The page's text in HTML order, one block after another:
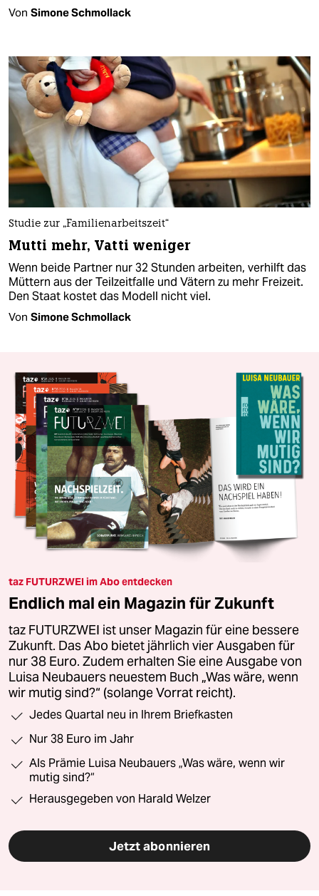
Von Simone Schmollack
Studie zur „Familienarbeitszeit“
Mutti mehr, Vatti weniger
Wenn beide Partner nur 32 Stunden arbeiten, verhilft das
Müttern aus der Teilzeitfalle und Vätern zu mehr Freizeit.
Den Staat kostet das Modell nicht viel.
Von Simone Schmollack
taz FUTURZWEI im Abo entdecken
Endlich mal ein Magazin für Zukunft
taz FUTURZWEI ist unser Magazin für eine bessere
Zukunft. Das Abo bietet jährlich vier Ausgaben für
nur 38 Euro. Zudem erhalten Sie eine Ausgabe von
Luisa Neubauers neuestem Buch „Was wäre, wenn
wir mutig sind?“ (solange Vorrat reicht).
Jedes Quartal neu in Ihrem Briefkasten
Nur 38 Euro im Jahr
Als Prämie Luisa Neubauers „Was wäre, wenn wir
mutig sind?“
Herausgegeben von Harald Welzer
Jetzt abonnieren